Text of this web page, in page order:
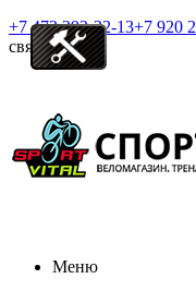
+7 473 292-32-13+7 920
связь
Меню